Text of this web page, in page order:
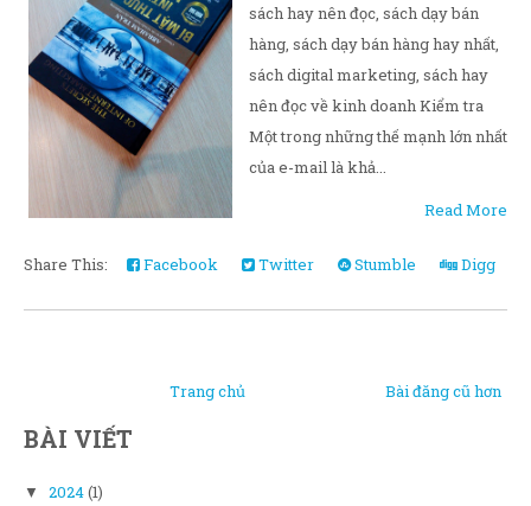
sách hay nên đọc, sách dạy bán
hàng, sách dạy bán hàng hay nhất,
sách digital marketing, sách hay
nên đọc về kinh doanh Kiểm tra
Một trong những thế mạnh lớn nhất
của e-mail là khả...
Read More
Share This: Facebook Twitter Stumble Digg
Bài đăng cũ hơn
Trang chủ
BÀI VIẾT
▼ 2024(1)